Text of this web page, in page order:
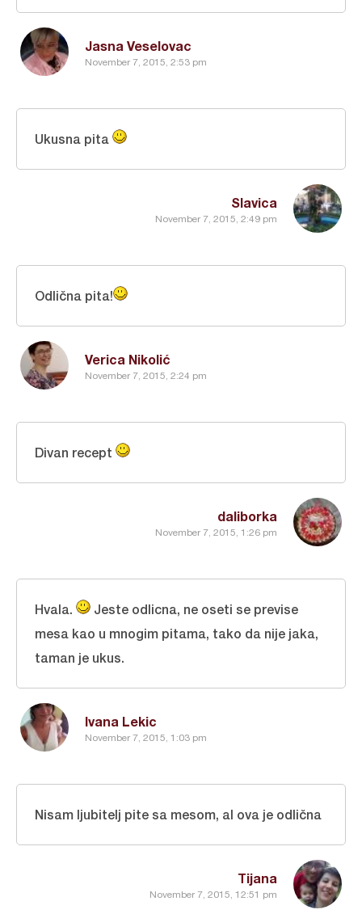
Jasna Veselovac
November 7, 2015, 2:53 pm
Slavica
November 7, 2015, 2:49 pm
Ukusna pita
Verica Nikolić
November 7, 2015, 2:24 pm
Odlična pita!
daliborka
November 7, 2015, 1:26 pm
Divan recept
Ivana Lekic
November 7, 2015, 1:03 pm
Hvala.
Jeste odlicna, ne oseti se previse
mesa kao u mnogim pitama, tako da nije jaka,
taman je ukus.
Tijana
November 7, 2015, 12:51 pm
Nisam ljubitelj pite sa mesom, al ova je odlična